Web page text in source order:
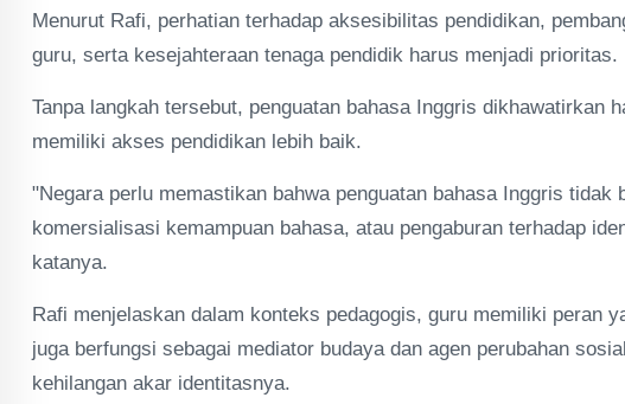
Menurut Rafi, perhatian terhadap aksesibilitas pendidikan,
guru, serta kesejahteraan tenaga pendidik harus menjadi prioritas.
Tanpa langkah tersebut, penguatan bahasa Inggris dikhawatirkan
memiliki akses pendidikan lebih baik.
"Negara perlu memastikan bahwa penguatan bahasa Inggris tidak
komersialisasi kemampuan bahasa, atau pengaburan terhadap
katanya.
Rafi menjelaskan dalam konteks pedagogis, guru memiliki peran
juga berfungsi sebagai mediator budaya dan agen perubahan
kehilangan akar identitasnya.